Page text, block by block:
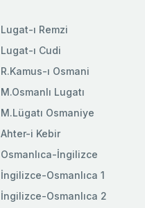
Lugat-ı Remzi
Lugat-ı Cudi
R.Kamus-ı Osmani
M.Osmanlı Lugatı
M.Lügatı Osmaniye
Ahter-i Kebir
Osmanlıca-İngilizce
İngilizce-Osmanlıca 1
İngilizce-Osmanlıca 2